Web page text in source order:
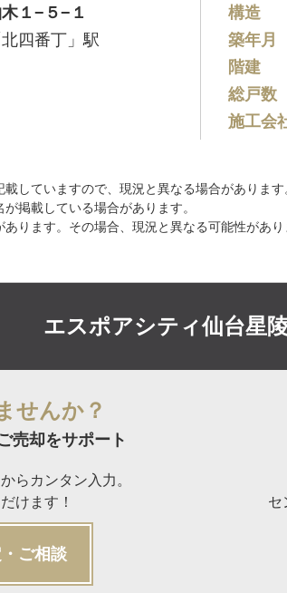
１−５−１
四番丁」駅
構造
築年月
階建
総戸数
施工会
していますので、現況と異なる場合があります
掲載している場合があります。
ります。その場合、現況と異なる可能性があり
エスポアシティ仙台星
せんか？
売却をサポート
らカンタン入力。
けます！
ご相談
セ